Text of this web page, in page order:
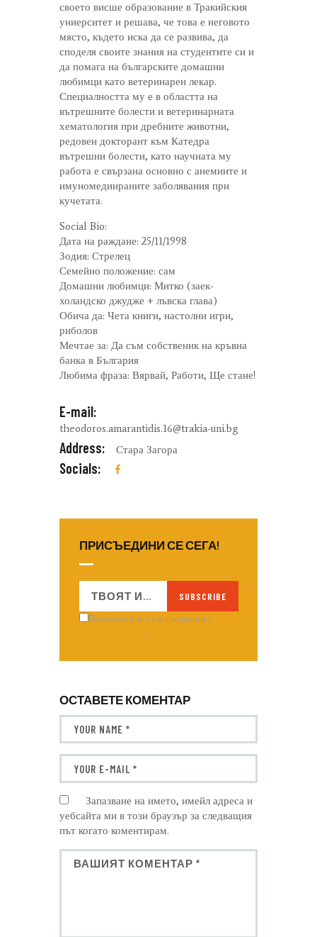
своето висше образование в Тракийския
униерситет и решава, че това е неговото
място, където иска да се развива, да
споделя своите знания на студентите си и
да помага на българските домашни
любимци като ветеринарен лекар.
Специалността му е в областта на
вътрешните болести и ветеринарната
хематология при дребните животни,
редовен докторант към Катедра
вътрешни болести, като научната му
работа е свързана основно с анемиите и
имуномедиираните заболявания при
кучетата.
Social Bio:
Дата на раждане: 25/11/1998
Зодия: Стрелец
Семейно положение: сам
Домашни любимци: Митко (заек-
холандско джудже + лъвска глава)
Обича да: Чета книги, настолни игри,
риболов
Мечтае за: Да съм собственик на кръвна
банка в България
Любима фраза: Вярвай, Работи, Ще стане!
E-mail:
theodoros.amarantidis.16@trakia-uni.bg
Address: Стара Загора
Socials:
ПРИСЪЕДИНИ СЕСЕГА!
SUBSCRIBE
Прочетох и съм съгласен с
.
ОСТАВЕТЕ КОМЕНТАР
Запазване на името, имейл адреса и
уебсайта ми в този браузър за следващия
път когато коментирам.